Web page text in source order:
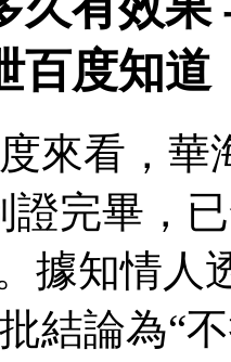
百度知道
來看，華
證完畢，
據知情
結論為“